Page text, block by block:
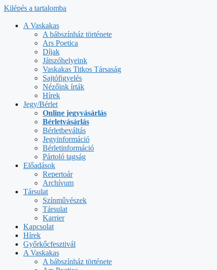
Kilépés a tartalomba
A Vaskakas
A bábszínház története
Ars Poetica
Díjak
Játszóhelyeink
Vaskakas Titkos Társaság
Sajtófigyelés
Nézőink írták
Hírek
Jegy/Bérlet
Online jegyvásárlás
Bérletvásárlás
Bérletbeváltás
Jegyinformáció
Bérletinformáció
Pártoló tagság
Előadások
Repertoár
Archívum
Társulat
Színművészek
Társulat
Karrier
Kapcsolat
Hírek
Győrkőcfesztivál
A Vaskakas
A bábszínház története